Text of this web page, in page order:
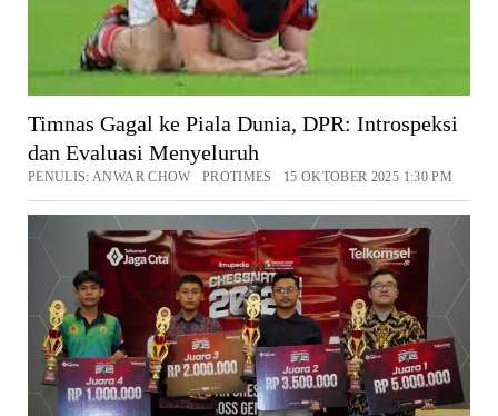
Timnas Gagal ke Piala Dunia, DPR: Introspeksi
dan Evaluasi Menyeluruh
PENULIS: ANWAR CHOW PROTIMES 15 OKTOBER 2025 1:30 PM